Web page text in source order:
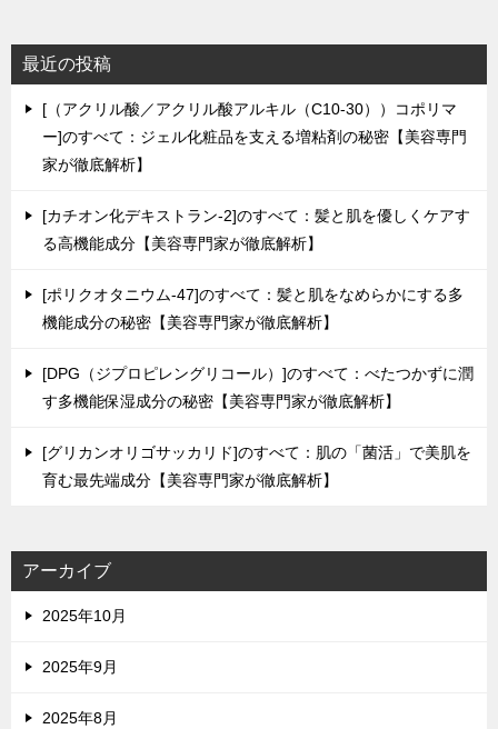
最近の投稿
[（アクリル酸／アクリル酸アルキル（C10-30））コポリマ
ー]のすべて：ジェル化粧品を支える増粘剤の秘密【美容専門
家が徹底解析】
[カチオン化デキストラン-2]のすべて：髪と肌を優しくケアす
る高機能成分【美容専門家が徹底解析】
[ポリクオタニウム-47]のすべて：髪と肌をなめらかにする多
機能成分の秘密【美容専門家が徹底解析】
[DPG（ジプロピレングリコール）]のすべて：べたつかずに潤
す多機能保湿成分の秘密【美容専門家が徹底解析】
[グリカンオリゴサッカリド]のすべて：肌の「菌活」で美肌を
育む最先端成分【美容専門家が徹底解析】
アーカイブ
2025年10月
2025年9月
2025年8月